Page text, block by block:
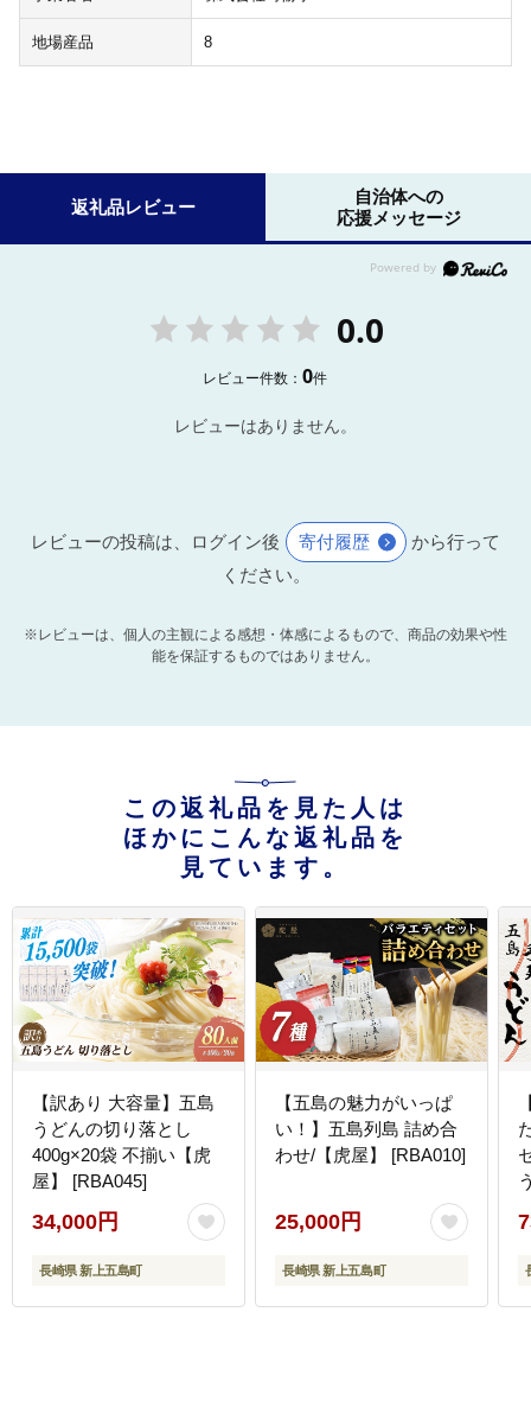
地場産品 8
返礼品レビュー
自治体への
応援メッセージ
0.0
レビュー件数：0件
レビューはありません。
レビューの投稿は、ログイン後 寄付履歴
から行って
ください。
※レビューは、個人の主観による感想・体感によるもので、商品の効果や性
能を保証するものではありません。
この返礼品を見た人は
ほかにこんな返礼品を
見ています。
【訳あり 大容量】五島
うどんの切り落とし
400g×20袋 不揃い【虎
屋】 [RBA045]
34,000円
長崎県 新上五島町
【五島の魅力がいっぱ
い！】五島列島 詰め合
わせ/【虎屋】 [RBA010]
25,000円
長崎県 新上五島町